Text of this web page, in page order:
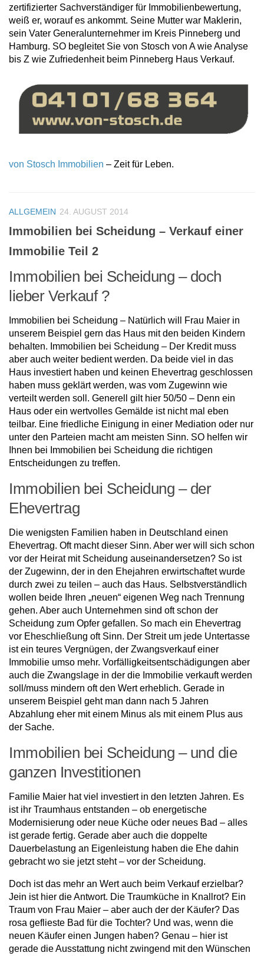
zertifizierter Sachverständiger für Immobilienbewertung,
weiß er, worauf es ankommt. Seine Mutter war Maklerin,
sein Vater Generalunternehmer im Kreis Pinneberg und
Hamburg. SO begleitet Sie von Stosch von A wie Analyse
bis Z wie Zufriedenheit beim Pinneberg Haus Verkauf.
von Stosch Immobilien – Zeit für Leben.
ALLGEMEIN 24. AUGUST 2014
Immobilien bei Scheidung – Verkauf einer
Immobilie Teil 2
Immobilien bei Scheidung – doch
lieber Verkauf ?
Immobilien bei Scheidung – Natürlich will Frau Maier in
unserem Beispiel gern das Haus mit den beiden Kindern
behalten. Immobilien bei Scheidung – Der Kredit muss
aber auch weiter bedient werden. Da beide viel in das
Haus investiert haben und keinen Ehevertrag geschlossen
haben muss geklärt werden, was vom Zugewinn wie
verteilt werden soll. Generell gilt hier 50/50 – Denn ein
Haus oder ein wertvolles Gemälde ist nicht mal eben
teilbar. Eine friedliche Einigung in einer Mediation oder nur
unter den Parteien macht am meisten Sinn. SO helfen wir
Ihnen bei Immobilien bei Scheidung die richtigen
Entscheidungen zu treffen.
Immobilien bei Scheidung – der
Ehevertrag
Die wenigsten Familien haben in Deutschland einen
Ehevertrag. Oft macht dieser Sinn. Aber wer will sich schon
vor der Heirat mit Scheidung auseinandersetzen? So ist
der Zugewinn, der in den Ehejahren erwirtschaftet wurde
durch zwei zu teilen – auch das Haus. Selbstverständlich
wollen beide Ihren „neuen“ eigenen Weg nach Trennung
gehen. Aber auch Unternehmen sind oft schon der
Scheidung zum Opfer gefallen. So mach ein Ehevertrag
vor Eheschließung oft Sinn. Der Streit um jede Untertasse
ist ein teures Vergnügen, der Zwangsverkauf einer
Immobilie umso mehr. Vorfälligkeitsentschädigungen aber
auch die Zwangslage in der die Immobilie verkauft werden
soll/muss mindern oft den Wert erheblich. Gerade in
unserem Beispiel geht man dann nach 5 Jahren
Abzahlung eher mit einem Minus als mit einem Plus aus
der Sache.
Immobilien bei Scheidung – und die
ganzen Investitionen
Familie Maier hat viel investiert in den letzten Jahren. Es
ist ihr Traumhaus entstanden – ob energetische
Modernisierung oder neue Küche oder neues Bad – alles
ist gerade fertig. Gerade aber auch die doppelte
Dauerbelastung an Eigenleistung haben die Ehe dahin
gebracht wo sie jetzt steht – vor der Scheidung.
Doch ist das mehr an Wert auch beim Verkauf erzielbar?
Jein ist hier die Antwort. Die Traumküche in Knallrot? Ein
Traum von Frau Maier – aber auch der der Käufer? Das
rosa geflieste Bad für die Tochter? Und was, wenn die
neuen Käufer einen Jungen haben? Genau – hier ist
gerade die Ausstattung nicht zwingend mit den Wünschen